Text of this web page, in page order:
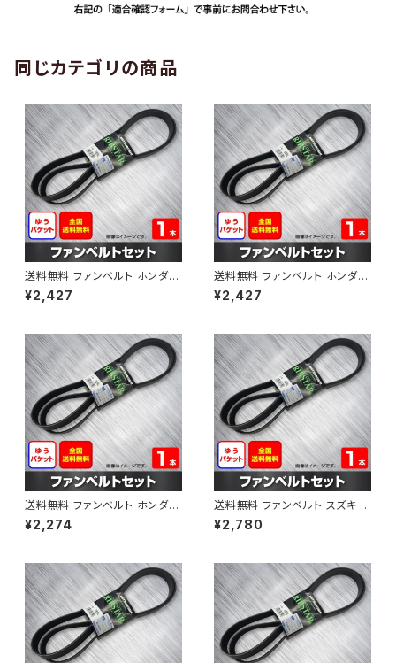
同じカテゴリの商品
送料無料 ファンベルト ホンダ
ゼスト 型式JE1 H18.03～H24.
11 （国内トップメーカー） 1本 H
¥2,427
送料無料 ファンベルト ホンダ ラ
イフ 型式JB6 H15.09～H20.1
1 （国内トップメーカー） 1本 HA
¥2,427
送料無料 ファンベルト ホンダ フ
ィット 型式GE6 H19.10～H25.
09 （国内トップメーカー） 1本 H
¥2,274
送料無料 ファンベルト スズキ ス
ペーシア 型式MK32S H25.03
～H30.02 （国内トップメーカ
¥2,780